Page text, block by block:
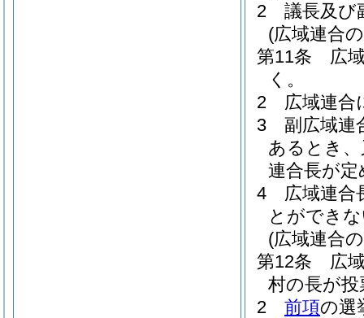
2
議長及び
(広域連合
第11条
広
く。
2
広域連合
3
副広域連
あるとき
連合長が
4
広域連合
とができ
(広域連合
第12条
広
村の長が
2
前項の選